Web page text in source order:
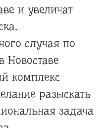
и увеличат
случая по
Новоставе
комплекс
разыскать
задача